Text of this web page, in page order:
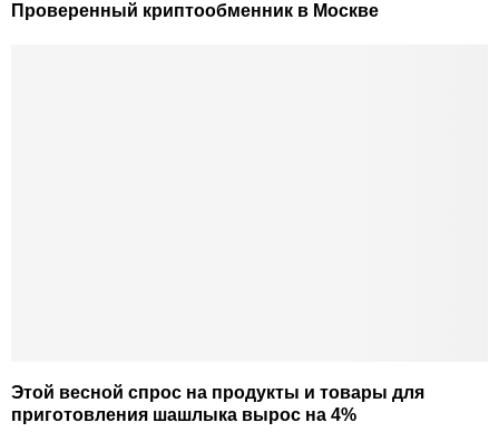
Проверенный криптообменник в Москве
Этой весной спрос на продукты и товары для
приготовления шашлыка вырос на 4%